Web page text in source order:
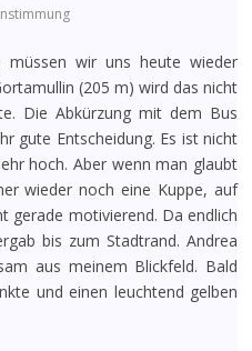
müssen wir uns heute wieder
(205 m) wird das nicht
Die Abkürzung mit dem Bus
gute Entscheidung. Es ist nicht
hoch. Aber wenn man glaubt
wieder noch eine Kuppe, auf
gerade motivierend. Da endlich
bis zum Stadtrand. Andrea
aus meinem Blickfeld. Bald
und einen leuchtend gelben